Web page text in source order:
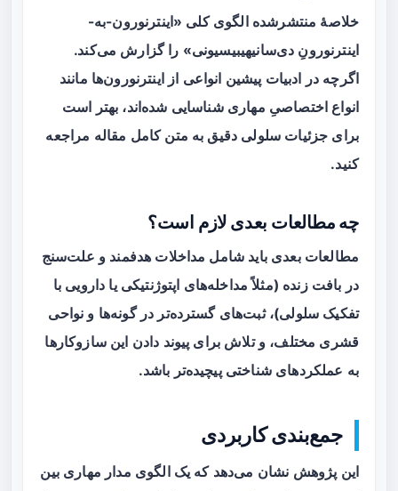
خلاصهٔ منتشرشده الگوی کلی «اینترنورون-به-
اینترنورونِ دی‌سانیهیبیسیونی» را گزارش می‌کند.
اگرچه در ادبیات پیشین انواعی از اینترنورون‌ها مانند
انواع اختصاصیِ مهاری شناسایی شده‌اند، بهتر است
برای جزئیات سلولی دقیق به متن کامل مقاله مراجعه
کنید.
چه مطالعات بعدی لازم است؟
مطالعات بعدی باید شامل مداخلات هدفمند و علت‌سنج
در بافت زنده (مثلاً مداخله‌های اپتوژنتیکی یا دارویی با
تفکیک سلولی)، ثبت‌های گسترده‌تر در گونه‌ها و نواحی
قشری مختلف، و تلاش برای پیوند دادن این سازوکارها
به عملکردهای شناختی پیچیده‌تر باشد.
جمع‌بندی کاربردی
این پژوهش نشان می‌دهد که یک الگوی مدار مهاری بین